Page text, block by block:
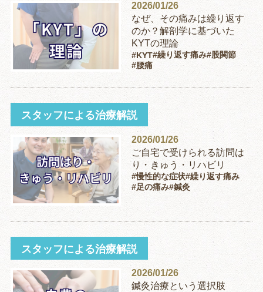
2026/01/26
なぜ、その痛みは繰り返す
のか？解剖学に基づいた
KYTの理論
#KYT#繰り返す痛み#股関節
#腰痛
スタッフによる治療解説
2026/01/26
ご自宅で受けられる訪問は
り・きゅう・リハビリ
#慢性的な症状#繰り返す痛み
#足の痛み#鍼灸
スタッフによる治療解説
2026/01/26
鍼灸治療という選択肢